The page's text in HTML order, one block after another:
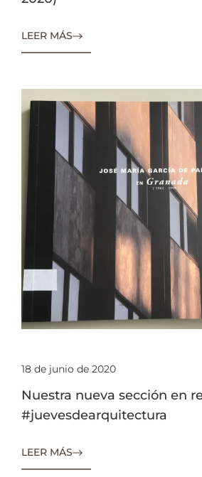
LEER MÁS
18 de junio de 2020
Nuestra nueva sección en
#juevesdearquitectura
LEER MÁS